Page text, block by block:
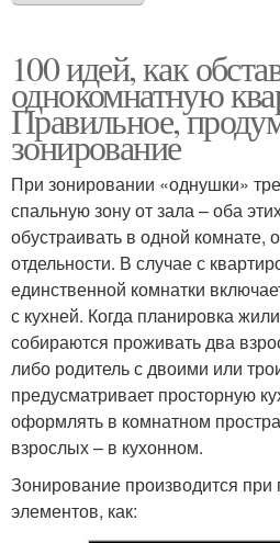
100 идей, как
однокомнатную
Правильное,
зонирование
При зонировании «однушки»
спальную зону от зала – оба
обустраивать в одной комнате,
отдельности. В случае с
единственной комнатки
с кухней. Когда планировка
собираются проживать два
либо родитель с двоими или
предусматривает просторную
оформлять в комнатном
взрослых – в кухонном.
Зонирование производится
элементов, как: